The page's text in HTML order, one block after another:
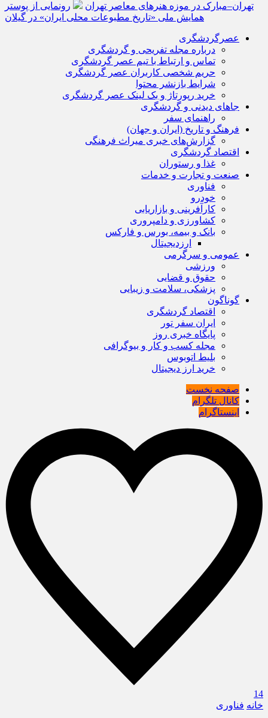
تهران–مبارک در موزه هنرهای معاصر تهران
رونمایی از پوستر
همایش ملی «تاریخ مطبوعات محلی ایران» در گیلان
عصرگردشگری
درباره مجله تفریحی و گردشگری
تماس و ارتباط با تیم عصر گردشگری
حریم شخصی کاربران عصر گردشگری
شرایط بازنشر محتوا
خرید رپورتاژ و بک لینک عصر گردشگری
جاهای دیدنی و گردشگری
راهنمای سفر
فرهنگ و تاریخ (ایران و جهان)
گزارش‌های خبری میراث فرهنگی
اقتصاد گردشگری
غذا و رستوران
صنعت و تجارت و خدمات
فناوری
خودرو
کارآفرینی و بازاریابی
کشاورزی و دامپروری
بانک و بیمه، بورس و فارکس
ارزدیجیتال
عمومی و سرگرمی
ورزشی
حقوق و قضایی
پزشکی، سلامت و زیبایی
گوناگون
اقتصاد گردشگری
ایران سفر تور
پایگاه خبری روز
مجله کسب و کار و بیوگرافی
بلیط اتوبوس
خرید ارز دیجیتال
صفحه نخست
کانال تلگرام
اینستاگرام
14
خانه فناوری